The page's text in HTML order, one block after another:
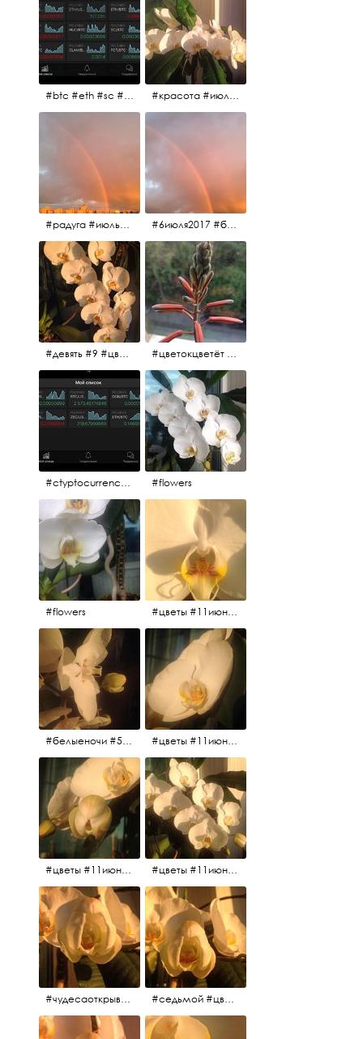
#btc #eth #sc #xrp #etc #maid #sys #naut #strat #pasc #dash #xmr #nxt #usdt #ltc#lsk #zec #str #rep #coin #markets #bitcoin #красота #июльскоеутро
#радуга #июльскоеутро #радугавовсёнебо #6июля2017 #6июля2017 #белыеночи #питерскоеутро #джулаймонинг #июльскоеутро #радугавовсёнебо #радуга #дождик
#девять #9 #цветы #цветокцветёт #flowers
#ctyptocurrency #btc #eth #flowers
#flowers #цветы #11июня2017 #5утра #белыеночи
#белыеночи #5утра #11июня2017 #цветы #цветы #11июня2017 #5утра #белыеночи
#цветы #11июня2017 #цветы #11июня2017
#чудесаоткрываются #красота #чудоприроды #нежность #цветы #прекрасное #седьмой #цветы #жизньналоджии